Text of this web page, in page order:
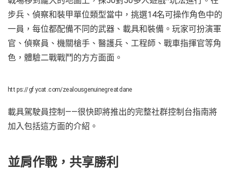
步兵、偵察和裝甲單位類型當中，挑選14名可操作角色中的
一員，每位都配備不同的武器、載具和裝備。玩家可扮演軍
官、偵察員、機關槍手、醫護兵、工程師、戰車指揮官等角
色，體驗二戰戰鬥的方方面面。
https://gfycat.com/zealousgenuinegreatdane
載具駕駛員控制——很快即將推出的完整社群控制台指南將
加入包括這方面的介紹。
並肩作戰，共享勝利